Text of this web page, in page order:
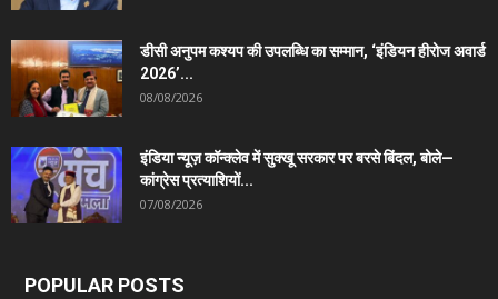
डीसी अनुपम कश्यप की उपलब्धि का सम्मान, ‘इंडियन हीरोज अवार्ड
2026’...
08/08/2026
इंडिया न्यूज़ कॉन्क्लेव में सुक्खू सरकार पर बरसे बिंदल, बोले—
कांग्रेस प्रत्याशियों...
07/08/2026
POPULAR POSTS